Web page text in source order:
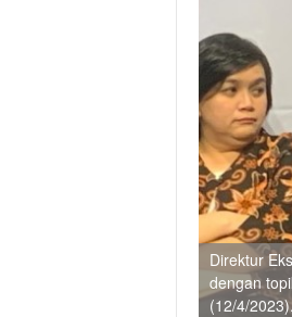
Direktur
dengan
(12/4/